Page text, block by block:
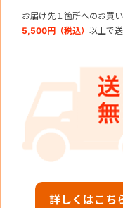
お届け先１箇所へのお買
5,500円（税込） 以上で送
詳しくはこち